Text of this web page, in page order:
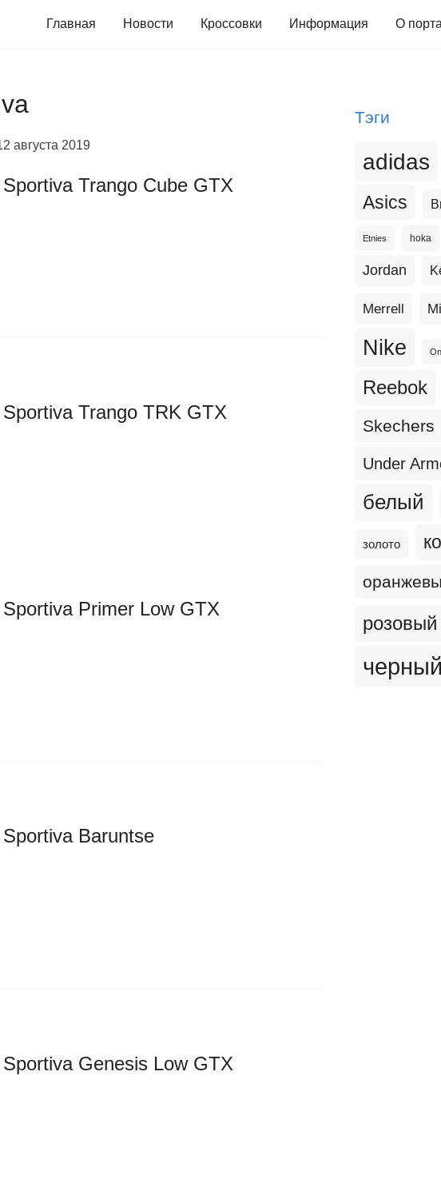
Главная Новости Кроссовки Информация О
августа 2019
Trango Cube GTX
Trango TRK GTX
Primer Low GTX
Baruntse
Genesis Low GTX
Тэги
adidas
Asics
Etnies hoka
Jordan
Merrell
Nike
Reebok
Skechers
Under
белый
золото
розовый
черный